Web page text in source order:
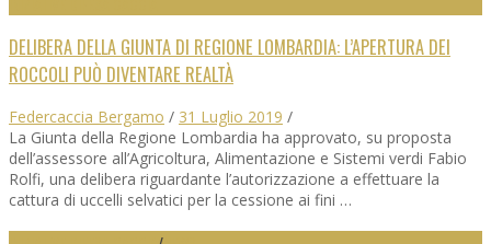
DELIBERA DELLA GIUNTA DI REGIONE LOMBARDIA: L’APERTURA DEI
ROCCOLI PUÒ DIVENTARE REALTÀ
Federcaccia Bergamo / 31 Luglio 2019 /
La Giunta della Regione Lombardia ha approvato, su proposta
dell’assessore all’Agricoltura, Alimentazione e Sistemi verdi Fabio
Rolfi, una delibera riguardante l’autorizzazione a effettuare la
cattura di uccelli selvatici per la cessione ai fini …